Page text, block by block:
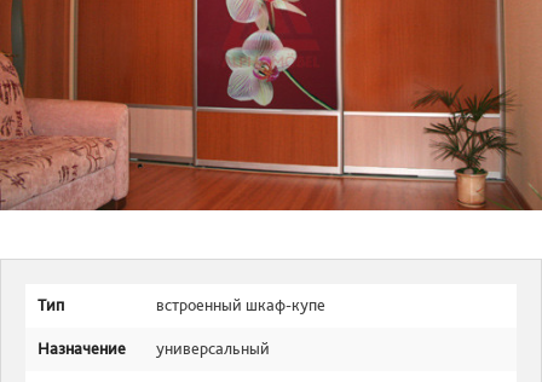
Тип встроенный шкаф-купе
Назначение универсальный